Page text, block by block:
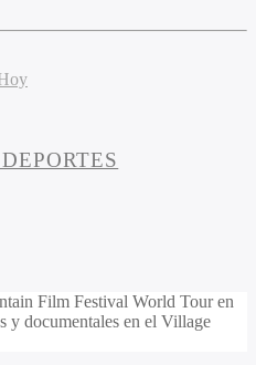
Film Festival World Tour en
y documentales en el Village